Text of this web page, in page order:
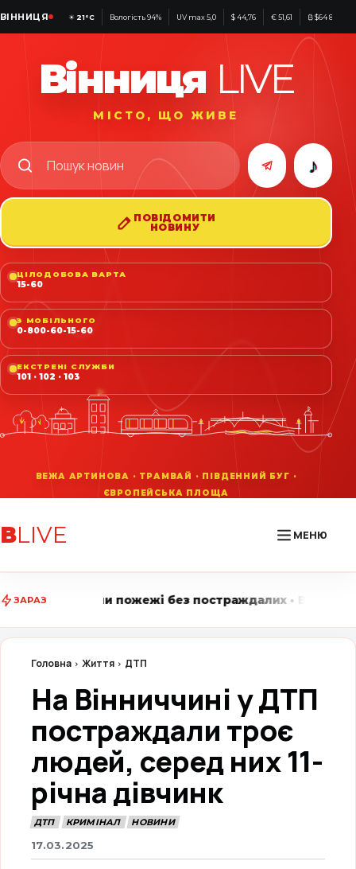
ВІННИЦЯ ☀ 21°C Вологість 94% UV max 5,0 $ 44,76 € 51,61 ₿ $64 893
Вінниця LIVE
МІСТО, ЩО ЖИВЕ
♪
ПОВІДОМИТИ
НОВИНУ
ЦІЛОДОБОВА ВАРТА
15-60
З МОБІЛЬНОГО
0-800-60-15-60
ЕКСТРЕНІ СЛУЖБИ
101 · 102 · 103
ВLIVE МЕНЮ
ЗАРАЗ
без постраждалих • Вінниця LIVE стежить за
Головна Життя ДТП
На Вінниччині у ДТП
постраждали троє
людей, серед них 11-
річна дівчинк
ДТП КРИМІНАЛ НОВИНИ
17.03.2025